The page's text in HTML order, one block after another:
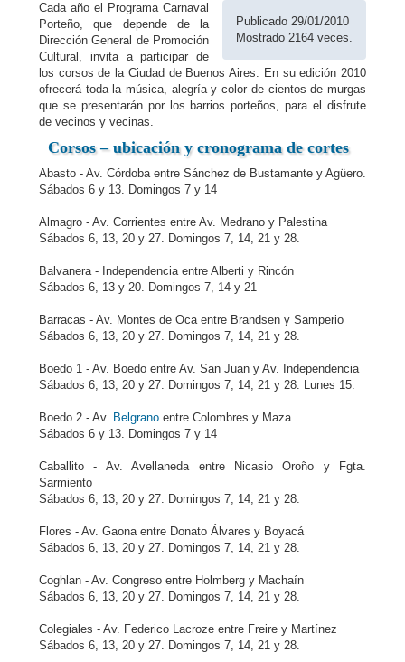
Publicado 29/01/2010
Mostrado 2164 veces.
Cada año el Programa Carnaval
Porteño, que depende de la
Dirección General de Promoción
Cultural, invita a participar de
los corsos de la Ciudad de Buenos Aires. En su edición 2010
ofrecerá toda la música, alegría y color de cientos de murgas
que se presentarán por los barrios porteños, para el disfrute
de vecinos y vecinas.
Corsos – ubicación y cronograma de cortes
Abasto - Av. Córdoba entre Sánchez de Bustamante y Agüero.
Sábados 6 y 13. Domingos 7 y 14
Almagro - Av. Corrientes entre Av. Medrano y Palestina
Sábados 6, 13, 20 y 27. Domingos 7, 14, 21 y 28.
Balvanera - Independencia entre Alberti y Rincón
Sábados 6, 13 y 20. Domingos 7, 14 y 21
Barracas - Av. Montes de Oca entre Brandsen y Samperio
Sábados 6, 13, 20 y 27. Domingos 7, 14, 21 y 28.
Boedo 1 - Av. Boedo entre Av. San Juan y Av. Independencia
Sábados 6, 13, 20 y 27. Domingos 7, 14, 21 y 28. Lunes 15.
Boedo 2 - Av. Belgrano entre Colombres y Maza
Sábados 6 y 13. Domingos 7 y 14
Caballito - Av. Avellaneda entre Nicasio Oroño y Fgta.
Sarmiento
Sábados 6, 13, 20 y 27. Domingos 7, 14, 21 y 28.
Flores - Av. Gaona entre Donato Álvares y Boyacá
Sábados 6, 13, 20 y 27. Domingos 7, 14, 21 y 28.
Coghlan - Av. Congreso entre Holmberg y Machaín
Sábados 6, 13, 20 y 27. Domingos 7, 14, 21 y 28.
Colegiales - Av. Federico Lacroze entre Freire y Martínez
Sábados 6, 13, 20 y 27. Domingos 7, 14, 21 y 28.